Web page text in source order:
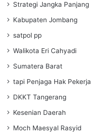
Strategi Jangka Panjang
Kabupaten Jombang
satpol pp
Walikota Eri Cahyadi
Sumatera Barat
tapi Penjaga Hak Pekerja
DKKT Tangerang
Kesenian Daerah
Moch Maesyal Rasyid